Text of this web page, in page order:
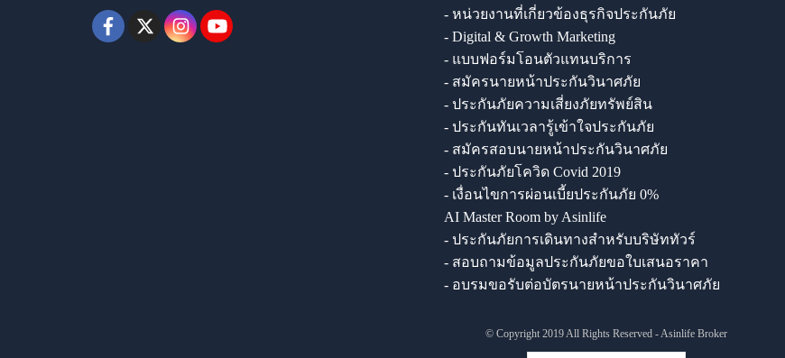
- หน่วยงานที่เกี่ยวข้องธุรกิจประกันภัย
- Digital & Growth Marketing
- แบบฟอร์มโอนตัวแทนบริการ
- สมัครนายหน้าประกันวินาศภัย
- ประกันภัยความเสี่ยงภัยทรัพย์สิน
- ประกันทันเวลารู้เข้าใจประกันภัย
- สมัครสอบนายหน้าประกันวินาศภัย
- ประกันภัยโควิด Covid 2019
- เงื่อนไขการผ่อนเบี้ยประกันภัย 0%
AI Master Room by Asinlife
- ประกันภัยการเดินทางสำหรับบริษัททัวร์
- สอบถามข้อมูลประกันภัยขอใบเสนอราคา
- อบรมขอรับต่อบัตรนายหน้าประกันวินาศภัย
© Copyright 2019 All Rights Reserved - Asinlife Broker